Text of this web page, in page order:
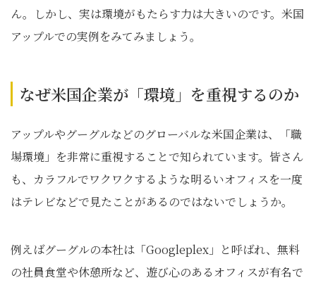
ん。しかし、実は環境がもたらす力は大きいのです。米国
アップルでの実例をみてみましょう。
なぜ米国企業が「環境」を重視するのか
アップルやグーグルなどのグローバルな米国企業は、「職
場環境」を非常に重視することで知られています。皆さん
も、カラフルでワクワクするような明るいオフィスを一度
はテレビなどで見たことがあるのではないでしょうか。
例えばグーグルの本社は「Googleplex」と呼ばれ、無料
の社員食堂や休憩所など、遊び心のあるオフィスが有名で